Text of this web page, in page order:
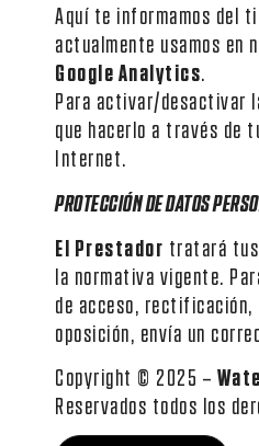
Aquí te informamos del
actualmente usamos en
Google Analytics.
Para activar/desactivar
que hacerlo a través de
Internet.
PROTECCIÓN DE DATOS
El Prestador tratará tus
la normativa vigente.
de acceso, rectificación,
oposición, envía un
Copyright © 2025 –
Reservados todos los